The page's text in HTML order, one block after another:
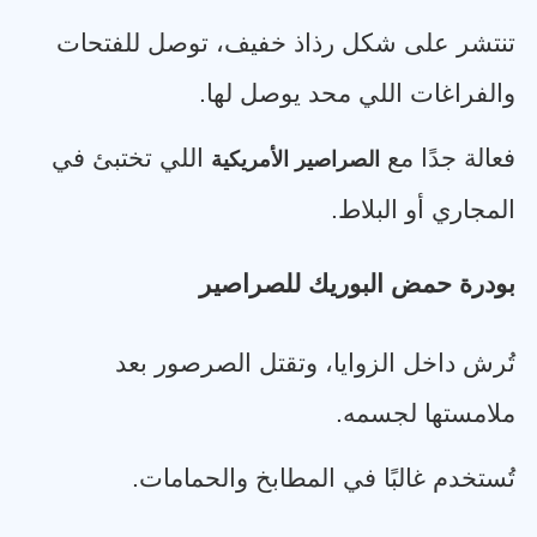
تنتشر على شكل رذاذ خفيف، توصل للفتحات
والفراغات اللي محد يوصل لها.
فعالة جدًا مع الصراصير الأمريكية
اللي تختبئ في
المجاري أو البلاط.
بودرة حمض البوريك للصراصير
تُرش داخل الزوايا، وتقتل الصرصور بعد
ملامستها لجسمه.
تُستخدم غالبًا في المطابخ والحمامات.